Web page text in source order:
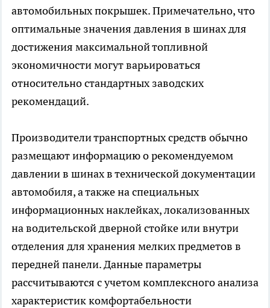
автомобильных покрышек. Примечательно, что
оптимальные значения давления в шинах для
достижения максимальной топливной
экономичности могут варьироваться
относительно стандартных заводских
рекомендаций.
Производители транспортных средств обычно
размещают информацию о рекомендуемом
давлении в шинах в технической документации
автомобиля, а также на специальных
информационных наклейках, локализованных
на водительской дверной стойке или внутри
отделения для хранения мелких предметов в
передней панели. Данные параметры
рассчитываются с учетом комплексного анализа
характеристик комфортабельности